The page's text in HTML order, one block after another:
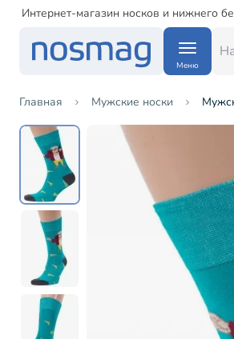
Интернет-магазин носков и нижнего
Меню
Главная Мужские носки